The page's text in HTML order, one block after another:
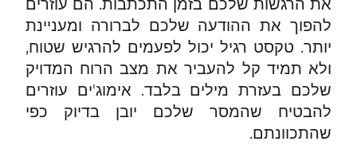
להפוך את ההודעה שלכם לברורה ומעניינת
יותר. טקסט רגיל יכול לפעמים להרגיש שטוח,
ולא תמיד קל להעביר את מצב הרוח המדויק
שלכם בעזרת מילים בלבד. אימוג'ים עוזרים
להבטיח שהמסר שלכם יובן בדיוק כפי
שהתכוונתם.